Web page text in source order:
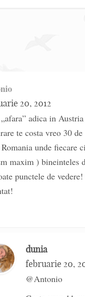
20, 2012
adica in
te costa vreo 30
unde fiecare
maxim ) bineinteles
punctele de
dunia
februarie 20,
@Antonio